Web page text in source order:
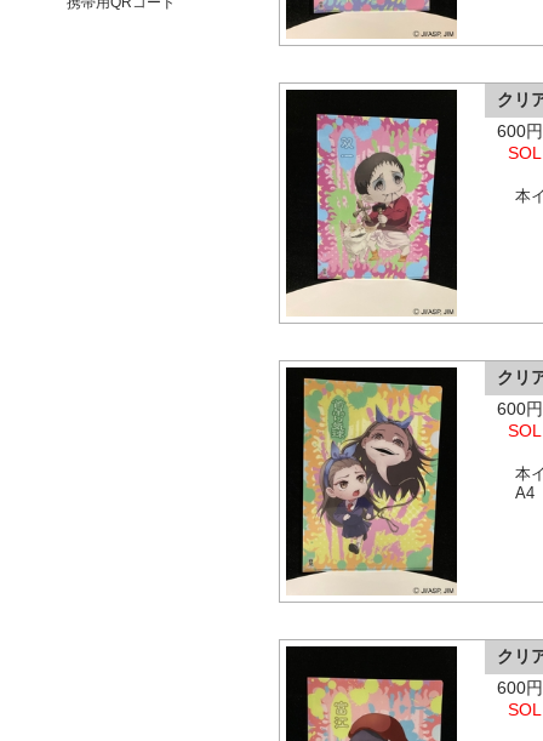
クリ
600
本
クリ
600
本
A4
クリ
600